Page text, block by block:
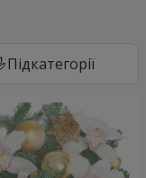
Підкатегорії